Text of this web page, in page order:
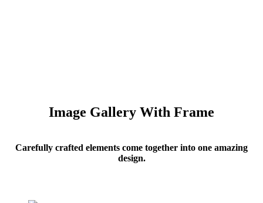
Image Gallery With Frame
Carefully crafted elements come together into one amazing
design.